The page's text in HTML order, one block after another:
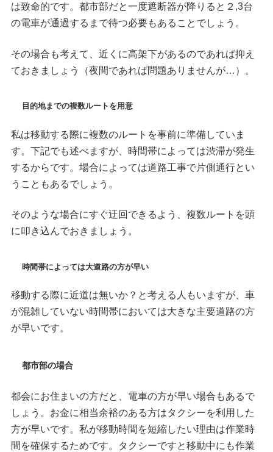
は致命的です。都市部だと一度遮断器が降りると２,3台
の電車が通過するまで待つ必要もあることでしょう。
その場合も考えて、近くに高架下があるのであれば抑え
ておきましょう（夜間であれば問題ありませんが…）。
目的地までの複数ルートを用意
私は移動する際に複数のルートを事前に準備していま
す。下記でも述べますが、時間帯によっては渋滞が発生
するからです。場合によっては道路工事で片側通行とい
うこともあるでしょう。
そのような場合にすぐ迂回できるよう、複数ルートを頭
に叩き込んでおきましょう。
時間帯によっては大道路の方が早い
移動する際に近道は無いか？と考える人もいますが、車
が混雑していない時間帯においては大きな主要道路の方
が早いです。
都市部の場合
都会にお住まいの方だと、電車の方が早い場合もあるで
しょう。お金に相当余裕のある方はタクシーを利用した
方が早いです。私が移動時間を短縮したい理由は作業時
間を確保するためです。タクシーですと移動中にも作業